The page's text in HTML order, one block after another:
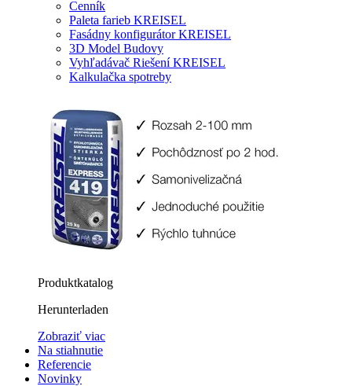
Cenník
Paleta farieb KREISEL
Fasádny konfigurátor KREISEL
3D Model Budovy
Vyhľadávač Riešení KREISEL
Kalkulačka spotreby
Produktkatalog
Herunterladen
Zobraziť viac
Na stiahnutie
Referencie
Novinky